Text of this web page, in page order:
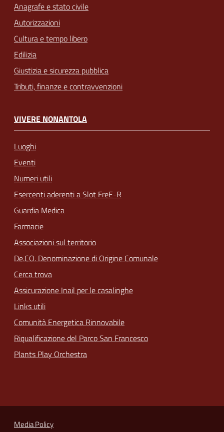
Anagrafe e stato civile
Autorizzazioni
Cultura e tempo libero
Edilizia
Giustizia e sicurezza pubblica
Tributi, finanze e contravvenzioni
VIVERE NONANTOLA
Luoghi
Eventi
Numeri utili
Esercenti aderenti a Slot FreE-R
Guardia Medica
Farmacie
Associazioni sul territorio
De.CO. Denominazione di Origine Comunale
Cerca trova
Assicurazione Inail per le casalinghe
Links utili
Comunità Energetica Rinnovabile
Riqualificazione del Parco San Francesco
Plants Play Orchestra
Media Policy